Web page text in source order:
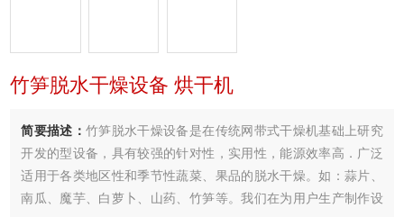
竹笋脱水干燥设备 烘干机
简要描述： 竹笋脱水干燥设备是在传统网带式干燥机基础上研究
开发的型设备，具有较强的针对性，实用性，能源效率高．广泛
适用于各类地区性和季节性蔬菜、果品的脱水干燥。如：蒜片、
南瓜、魔芋、白萝卜、山药、竹笋等。我们在为用户生产制作设